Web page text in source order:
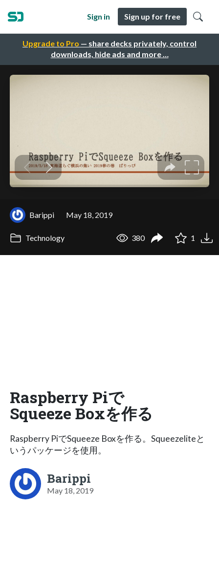
Upgrade to Pro — share decks privately, control
downloads, hide ads and more …
Sign in Sign up for free
Barippi May 18, 2019
Technology 380 1
Raspberry Piで
Squeeze Boxを作る
Raspberry PiでSqueeze Boxを作る。Squeezeliteと
いうパッケージを使用。
Barippi
May 18, 2019